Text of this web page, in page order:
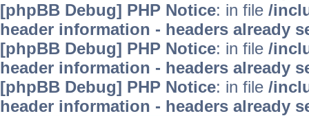
[phpBB Debug] PHP Notice: in file /
header information - headers already
[phpBB Debug] PHP Notice: in file /
header information - headers already
[phpBB Debug] PHP Notice: in file /
header information - headers already